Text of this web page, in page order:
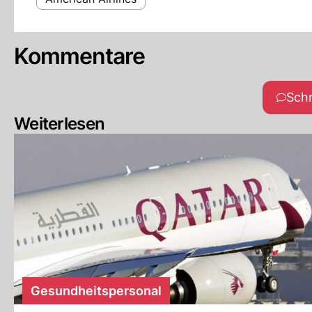
Kommentare
Weiterlesen
Gesundheitspersonal